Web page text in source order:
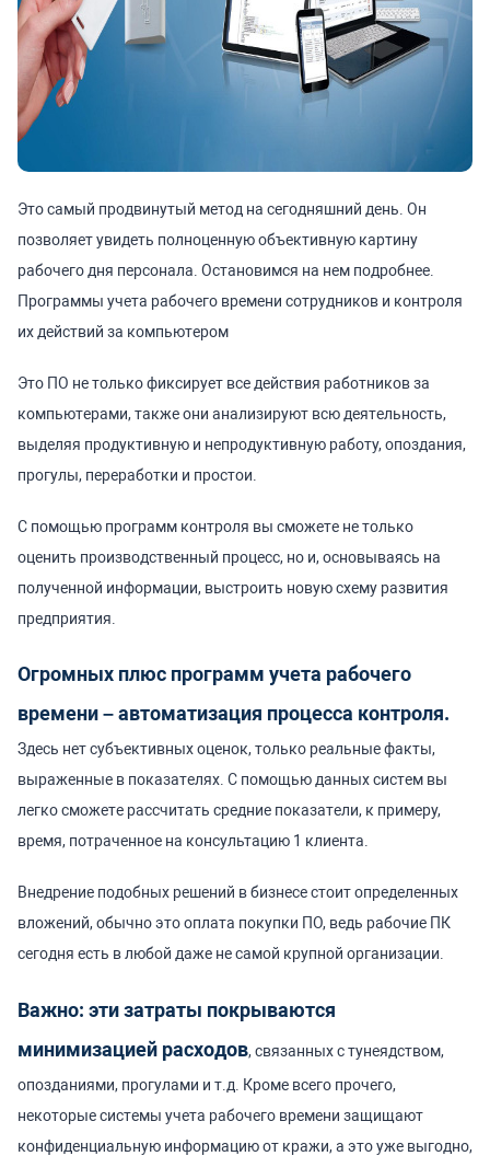
Это самый продвинутый метод на сегодняшний день. Он
позволяет увидеть полноценную объективную картину
рабочего дня персонала. Остановимся на нем подробнее.
Программы учета рабочего времени сотрудников и контроля
их действий за компьютером
Это ПО не только фиксирует все действия работников за
компьютерами, также они анализируют всю деятельность,
выделяя продуктивную и непродуктивную работу, опоздания,
прогулы, переработки и простои.
С помощью программ контроля вы сможете не только
оценить производственный процесс, но и, основываясь на
полученной информации, выстроить новую схему развития
предприятия.
Огромных плюс программ учета рабочего
времени – автоматизация процесса контроля.
Здесь нет субъективных оценок, только реальные факты,
выраженные в показателях. С помощью данных систем вы
легко сможете рассчитать средние показатели, к примеру,
время, потраченное на консультацию 1 клиента.
Внедрение подобных решений в бизнесе стоит определенных
вложений, обычно это оплата покупки ПО, ведь рабочие ПК
сегодня есть в любой даже не самой крупной организации.
Важно: эти затраты покрываются
минимизацией расходов, связанных с тунеядством,
опозданиями, прогулами и т.д. Кроме всего прочего,
некоторые системы учета рабочего времени защищают
конфиденциальную информацию от кражи, а это уже выгодно,